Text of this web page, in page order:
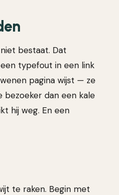
bestaat. Dat
typefout in een link
pagina wijst — ze
bezoeker dan een kale
hij weg. En een
te raken. Begin met